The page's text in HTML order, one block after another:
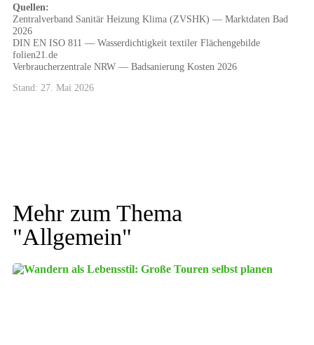
Quellen:
Zentralverband Sanitär Heizung Klima (ZVSHK) — Marktdaten Bad
2026
DIN EN ISO 811 — Wasserdichtigkeit textiler Flächengebilde
folien21.de
Verbraucherzentrale NRW — Badsanierung Kosten 2026
Stand: 27. Mai 2026
Mehr zum Thema
"Allgemein"